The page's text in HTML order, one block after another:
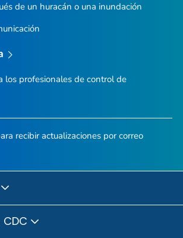
de un huracán o una inundación
los profesionales de control de
recibir actualizaciones por correo